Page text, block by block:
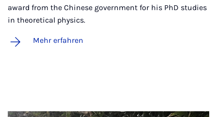
award from the Chinese government for his PhD studies
in theoretical physics.
Mehr erfahren